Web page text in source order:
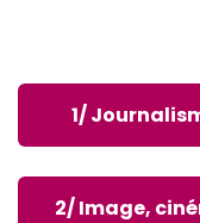
1/
2/ Image,